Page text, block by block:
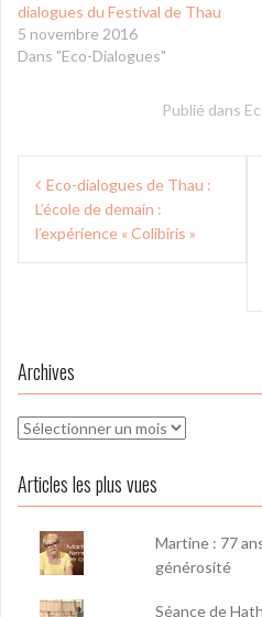
dialogues du Festival de Thau
5 novembre 2016
Dans "Eco-Dialogues"
Publié dans
Navigation
de
l’article
Eco-dialogues de Thau :
L’école de demain :
l’expérience « Colibiris »
Archives
Archives
Articles les plus vues
Martine : 77
générosité
Séance de